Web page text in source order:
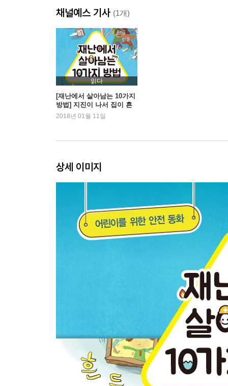
이것만은 기억해요｜바이러스에 감염됐을 때 살아
자욱한 연기 속에서 - 화재
이것만은 기억해요｜불이 났을 때 살아남는 방법
산속에서 길을 잃다 - 조난
이것만은 기억해요｜산에서 길을 잃었을 때 살아
움직이는 마트 - 건물 붕괴
이것만은 기억해요｜대규모 정전이 일어났을 때
이것만은 기억해요｜배가 침몰할 때 살아남는 방법
직접 경험해 볼까요?
재난을 겪어 보고 대처법을 배우는 안전 체험관
채널예스 기사 (1개)
읽다
[재난에서 살아남는 10가지
방법] 지진이 나서 집이 흔
들린다면?
2018년 01월 11일
상세 이미지